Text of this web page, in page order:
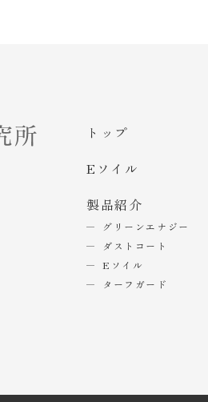
トップ
Eソイル
製品紹介
グリーンエナジー
ダストコート
Eソイル
ターフガード